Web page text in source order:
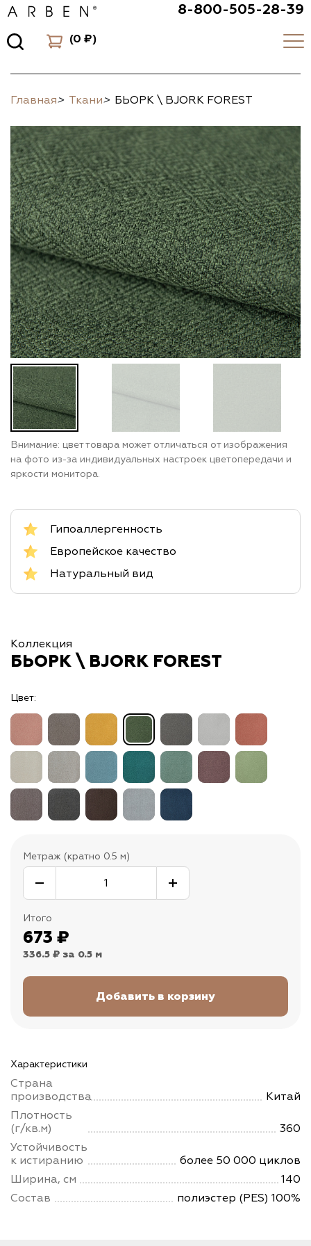
8-800-505-28-39
(0 ₽)
Главная> Ткани> БЬОРК \ BJORK FOREST
Внимание: цвет товара может отличаться от изображения
на фото из-за индивидуальных настроек цветопередачи и
яркости монитора.
Гипоаллергенность
Европейское качество
Натуральный вид
Коллекция
БЬОРК \ BJORK FOREST
Цвет:
Метраж (кратно 0.5 м)
Итого
673 ₽
336.5 ₽ за 0.5 м
Характеристики
Страна
производства
Китай
Плотность
(г/кв.м)
360
Устойчивость
к истиранию
более 50 000 циклов
Ширина, см
140
Состав
полиэстер (PES) 100%